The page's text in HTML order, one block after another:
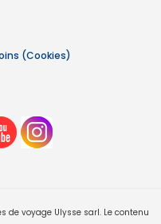
(Cookies)
de voyage Ulysse sarl. Le contenu